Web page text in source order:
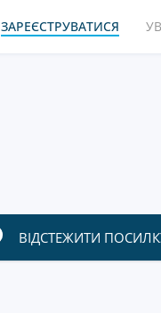
ЗАРЕЄСТРУВАТИСЯ
ВІДСТЕЖИТИ